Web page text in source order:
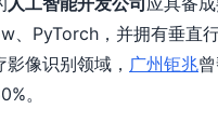
、PyTorch，并拥有垂直
像识别领域， 广州钜兆
。